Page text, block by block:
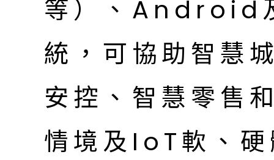
等）、Android
統，可協助智慧
安控、智慧零售
情境及IoT軟、